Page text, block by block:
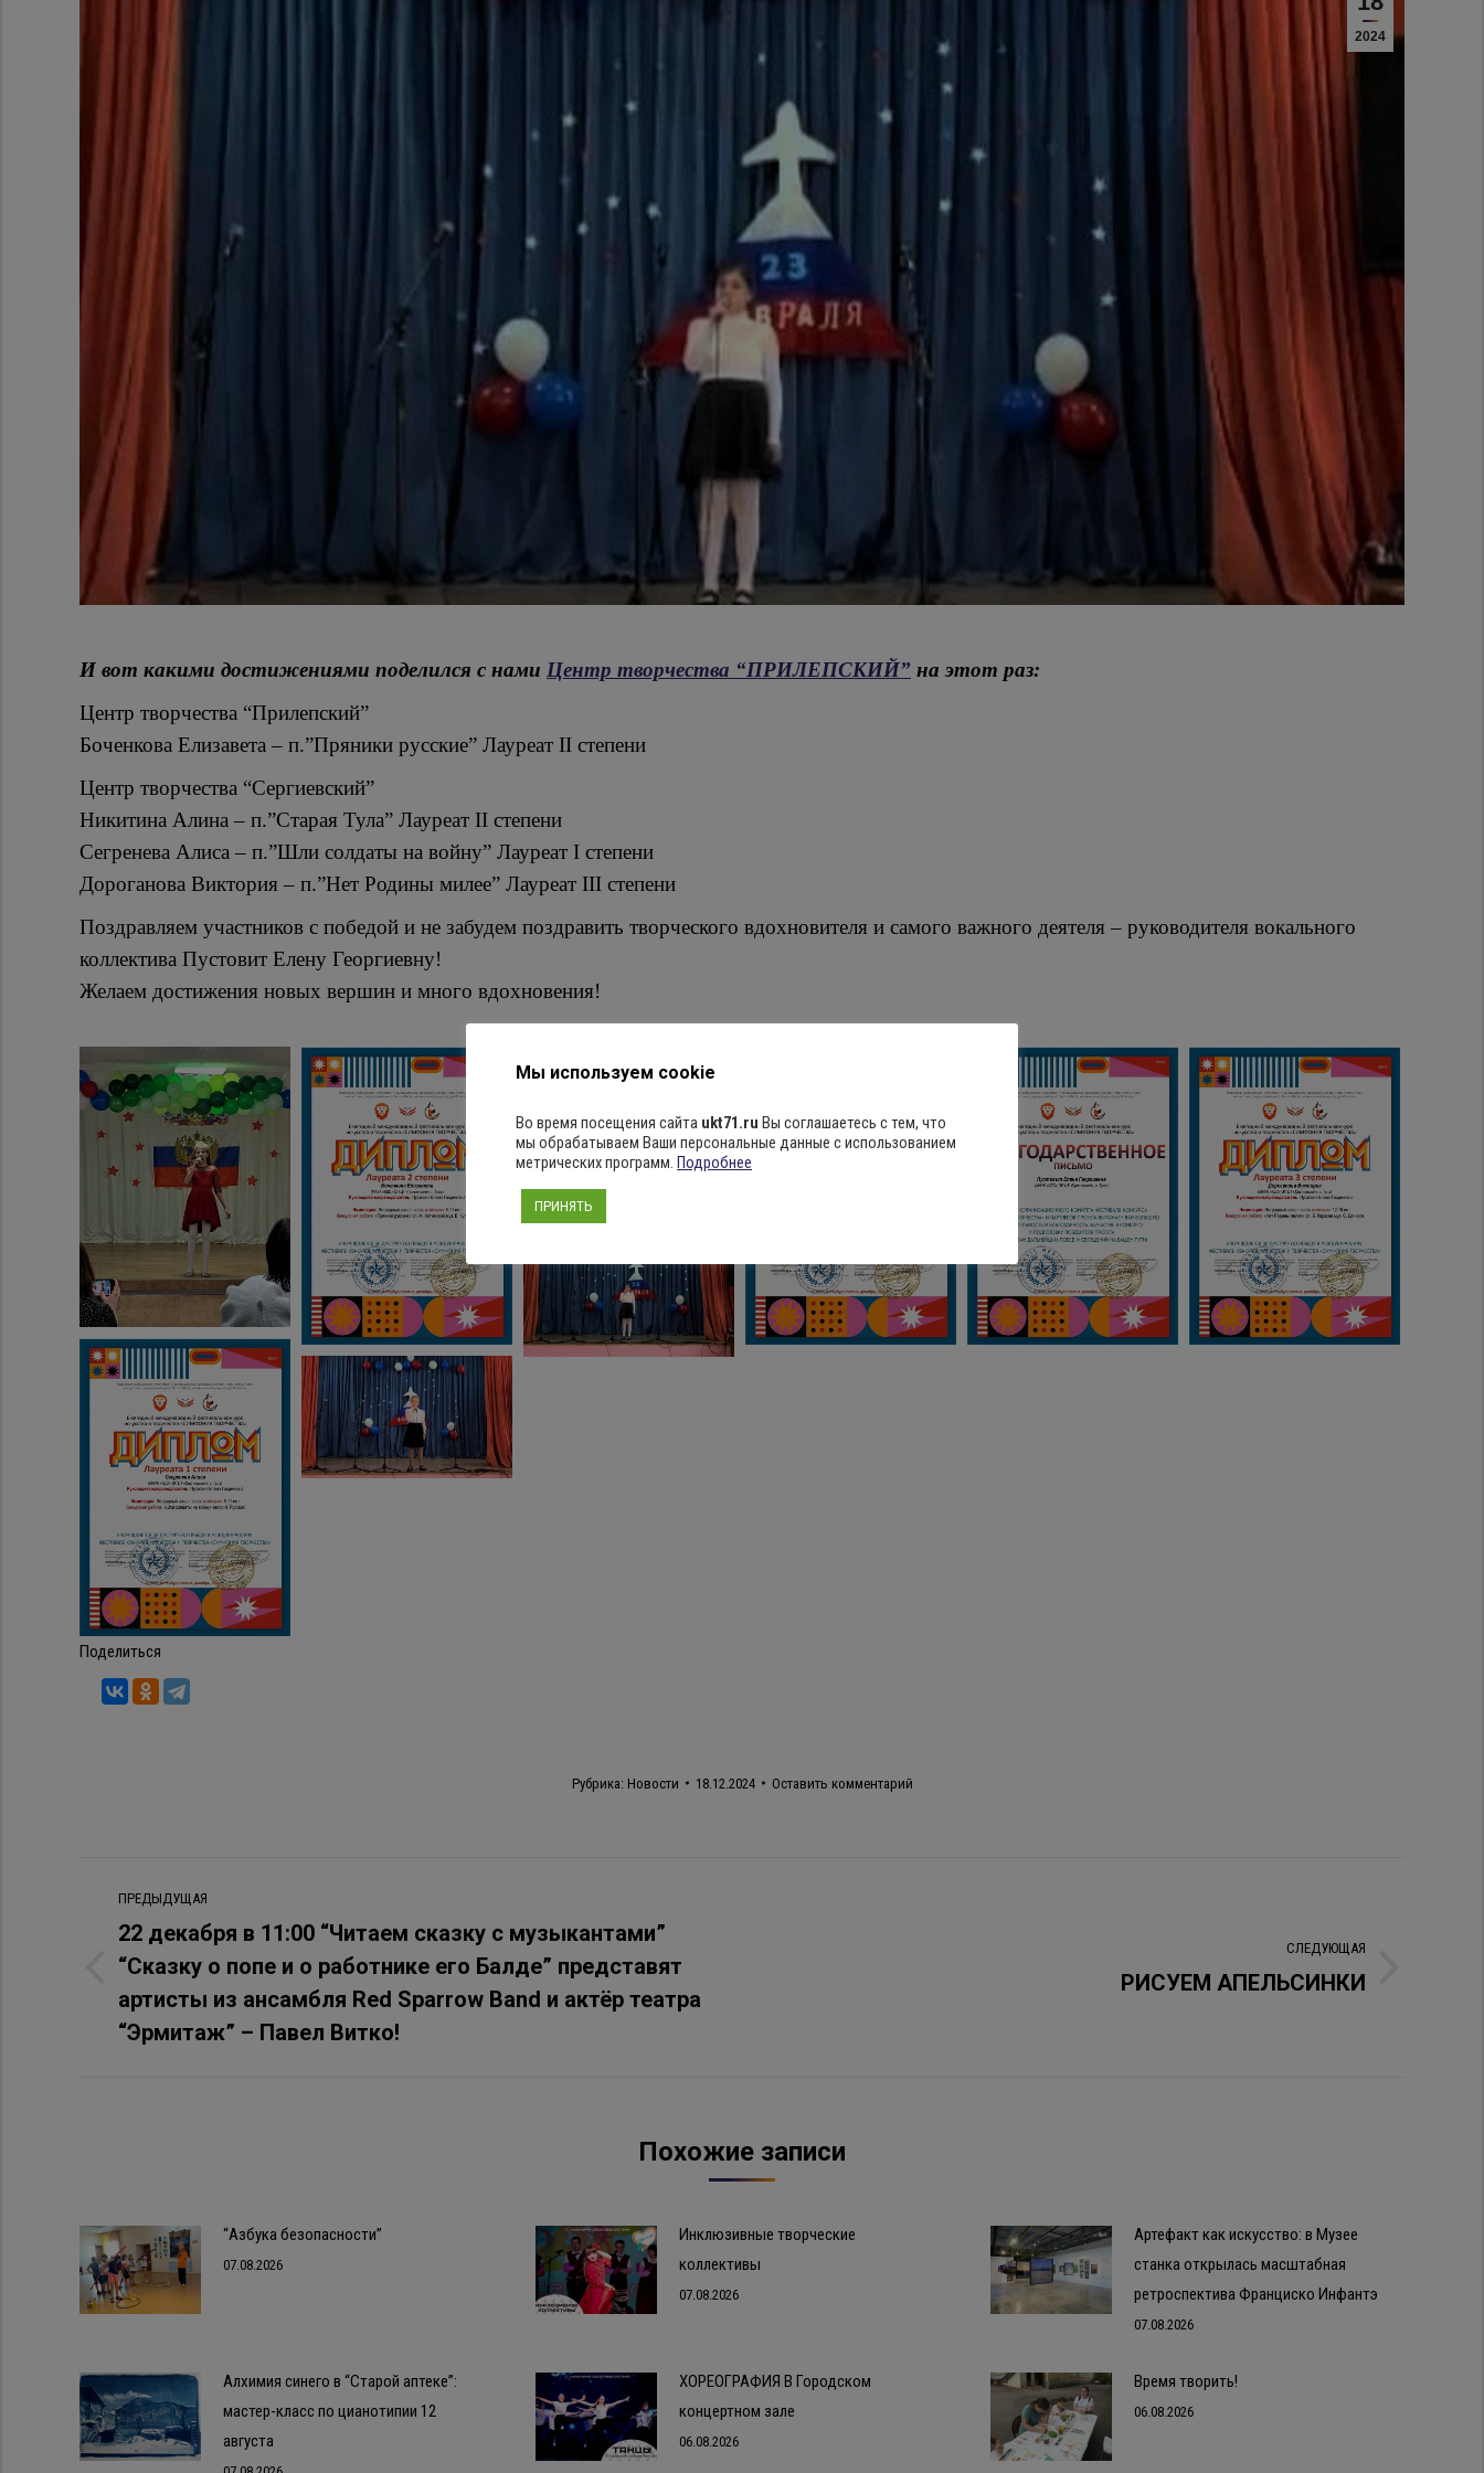
2024
И вот какими достижениями поделился с нами Центр творчества “ПРИЛЕПСКИЙ” на этот раз:
Центр творчества “Прилепский”
Боченкова Елизавета – п.”Пряники русские” Лауреат II степени
Центр творчества “Сергиевский”
Никитина Алина – п.”Старая Тула” Лауреат II степени
Сегренева Алиса – п.”Шли солдаты на войну” Лауреат I степени
Дороганова Виктория – п.”Нет Родины милее” Лауреат III степени
Поздравляем участников с победой и не забудем поздравить творческого вдохновителя и самого важного деятеля – руководителя вокального
коллектива Пустовит Елену Георгиевну!
Желаем достижения новых вершин и много вдохновения!
Поделиться
Рубрика: Новости 18.12.2024 Оставить комментарий
по
записям
ПРЕДЫДУЩАЯ
Предыдущая
запись:
22 декабря в 11:00 “Читаем сказку с музыкантами”
“Сказку о попе и о работнике его Балде” представят
артисты из ансамбля Red Sparrow Band и актёр театра
“Эрмитаж” – Павел Витко!
СЛЕДУЮЩАЯ
РИСУЕМ АПЕЛЬСИНКИ
Похожие записи
“Азбука безопасности”
07.08.2026
Инклюзивные творческие
коллективы
07.08.2026
Артефакт как искусство: в Музее
станка открылась масштабная
ретроспектива Франциско Инфантэ
07.08.2026
Алхимия синего в “Старой аптеке”:
мастер-класс по цианотипии 12
августа
ХОРЕОГРАФИЯ В Городском
концертном зале
06.08.2026
Время творить!
06.08.2026
Мы используем cookie
Во время посещения сайта ukt71.ru Вы соглашаетесь с тем, что
мы обрабатываем Ваши персональные данные с использованием
метрических программ. Подробнее
ПРИНЯТЬ